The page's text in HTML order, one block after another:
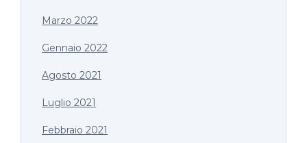
Marzo 2022
Gennaio 2022
Agosto 2021
Luglio 2021
Febbraio 2021